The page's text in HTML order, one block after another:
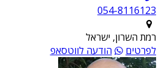
054-8116123
רמת השרון, ישראל
לפרטים
הודעה לווטסאפ